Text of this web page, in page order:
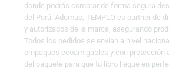
donde podrás comprar de forma segura
del Perú. Además, TEMPLO es partner de
y autorizados de la marca, asegurando
Todos los pedidos se envían a nivel
empaques ecoamigables y con protección
del paquete para que tu libro llegue en